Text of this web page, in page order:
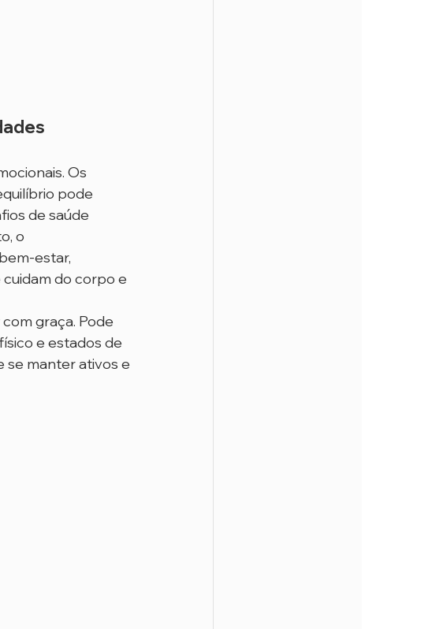
Os
pode
de saúde
o
estar,
do corpo e
graça. Pode
e estados de
se manter ativos e